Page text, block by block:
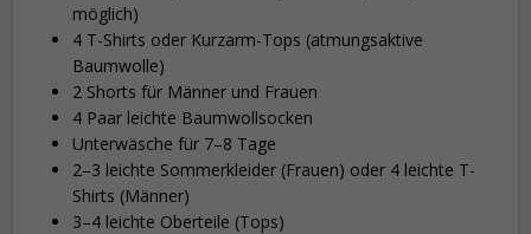
möglich)
4 T-Shirts oder Kurzarm-Tops (atmungsaktive
Baumwolle)
2 Shorts für Männer und Frauen
4 Paar leichte Baumwollsocken
Unterwäsche für 7–8 Tage
2–3 leichte Sommerkleider (Frauen) oder 4 leichte T-
Shirts (Männer)
3–4 leichte Oberteile (Tops)